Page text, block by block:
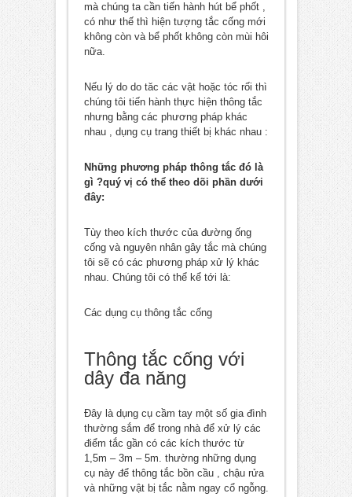
mà chúng ta cần tiến hành hút bể phốt ,
có như thế thì hiện tượng tắc cống mới
không còn và bể phốt không còn mùi hôi
nữa.
Nếu lý do do tăc các vật hoặc tóc rối thì
chúng tôi tiến hành thực hiện thông tắc
nhưng bằng các phương pháp khác
nhau , dụng cụ trang thiết bị khác nhau :
Những phương pháp thông tắc đó là
gì ?quý vị có thể theo dõi phần dưới
đây:
Tùy theo kích thước của đường ống
cống và nguyên nhân gây tắc mà chúng
tôi sẽ có các phương pháp xử lý khác
nhau. Chúng tôi có thể kể tới là:
Các dụng cụ thông tắc cống
Thông tắc cống với
dây đa năng
Đây là dụng cụ cầm tay một số gia đình
thường sắm để trong nhà để xử lý các
điểm tắc gần có các kích thước từ
1,5m – 3m – 5m. thường những dụng
cụ này để thông tắc bồn cầu , chậu rửa
và những vật bị tắc nằm ngay cổ ngỗng.